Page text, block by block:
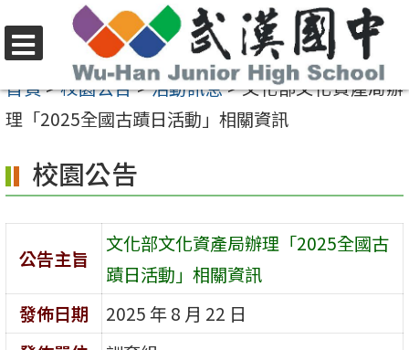
至
要
容
區
選
單
首頁>校園公告>活動訊息>文化部文化資產局辦
理「2025全國古蹟日活動」相關資訊
校園公告
公告主旨
文化部文化資產局辦理「2025全國古
蹟日活動」相關資訊
發佈日期
2025 年 8 月 22 日